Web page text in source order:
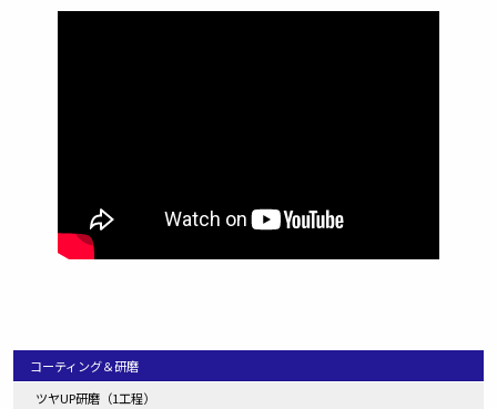
コーティング＆研磨
ツヤUP研磨（1工程）